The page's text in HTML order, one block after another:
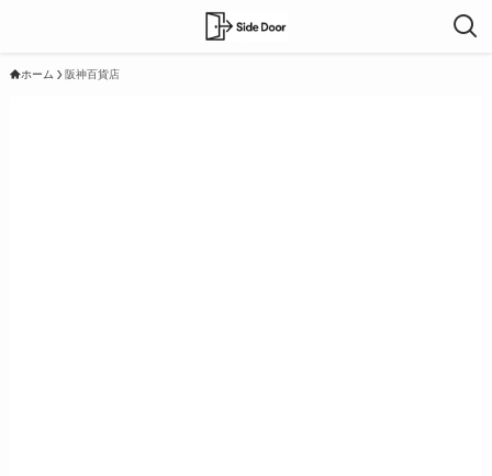
ホーム 阪神百貨店